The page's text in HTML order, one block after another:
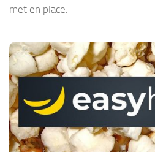
met en place.